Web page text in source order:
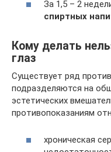
За 1,5 – 2
спиртных
Кому делать
глаз
Существует ряд
подразделяются на
эстетических
противопоказаниям
хроническая